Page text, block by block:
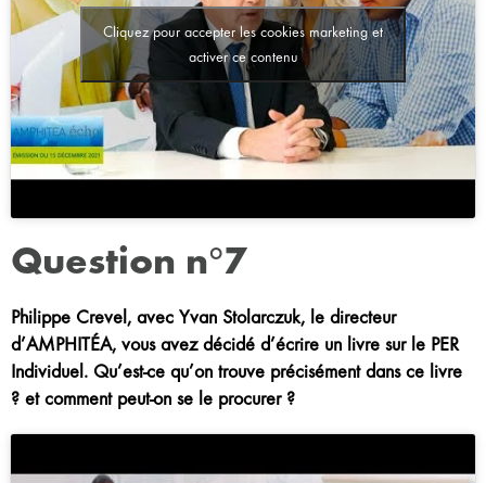
Cliquez pour accepter les cookies marketing et
activer ce contenu
Question n°7
Philippe Crevel, avec Yvan Stolarczuk, le directeur
d’AMPHITÉA, vous avez décidé d’écrire un livre sur le PER
Individuel. Qu’est-ce qu’on trouve précisément dans ce livre
? et comment peut-on se le procurer ?